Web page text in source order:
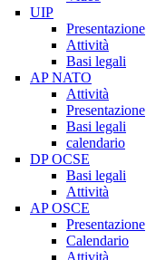
UIP
Presentazione
Attività
Basi legali
AP NATO
Attività
Presentazione
Basi legali
calendario
DP OCSE
Basi legali
Attività
AP OSCE
Presentazione
Calendario